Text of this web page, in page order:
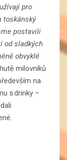
pro
toskánský
postavili
od sladkých
obvyklé
milovníků
na
s drinky –